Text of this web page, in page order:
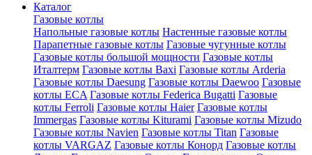
Каталог
Газовые котлы
Напольные газовые котлы Настенные газовые котлы
Парапетные газовые котлы Газовые чугунные котлы
Газовые котлы большой мощности Газовые котлы
Италтерм Газовые котлы Baxi Газовые котлы Arderia
Газовые котлы Daesung Газовые котлы Daewoo Газовые
котлы ECA Газовые котлы Federica Bugatti Газовые
котлы Ferroli Газовые котлы Haier Газовые котлы
Immergas Газовые котлы Kiturami Газовые котлы Mizudo
Газовые котлы Navien Газовые котлы Titan Газовые
котлы VARGAZ Газовые котлы Конорд Газовые котлы